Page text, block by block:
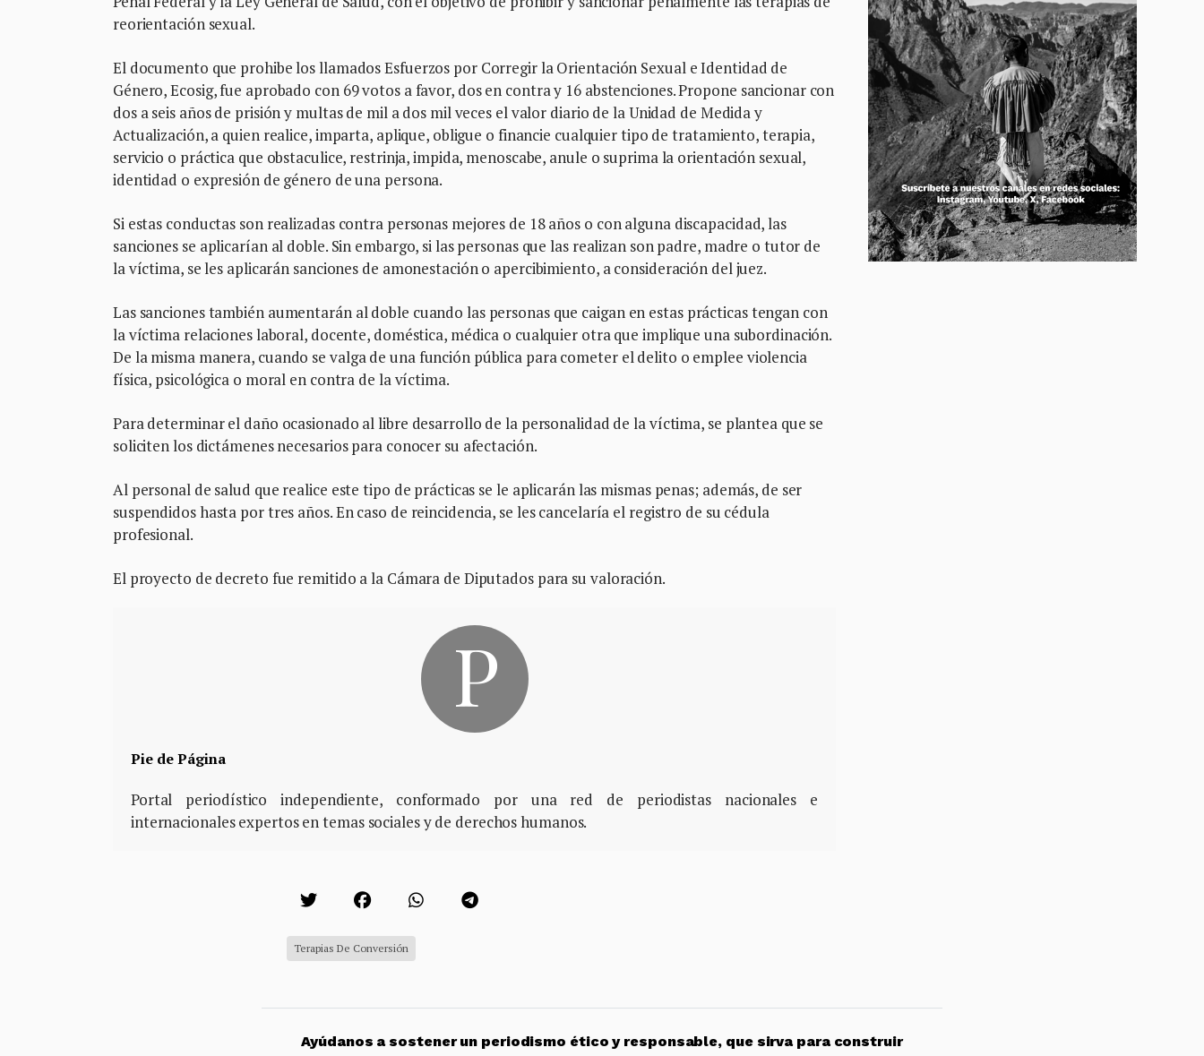
reorientación sexual.
El documento que prohibe los llamados Esfuerzos por Corregir la Orientación Sexual e Identidad de
Género, Ecosig, fue aprobado con 69 votos a favor, dos en contra y 16 abstenciones. Propone sancionar con
dos a seis años de prisión y multas de mil a dos mil veces el valor diario de la Unidad de Medida y
Actualización, a quien realice, imparta, aplique, obligue o financie cualquier tipo de tratamiento, terapia,
servicio o práctica que obstaculice, restrinja, impida, menoscabe, anule o suprima la orientación sexual,
identidad o expresión de género de una persona.
Si estas conductas son realizadas contra personas mejores de 18 años o con alguna discapacidad, las
sanciones se aplicarían al doble. Sin embargo, si las personas que las realizan son padre, madre o tutor de
la víctima, se les aplicarán sanciones de amonestación o apercibimiento, a consideración del juez.
Las sanciones también aumentarán al doble cuando las personas que caigan en estas prácticas tengan con
la víctima relaciones laboral, docente, doméstica, médica o cualquier otra que implique una subordinación.
De la misma manera, cuando se valga de una función pública para cometer el delito o emplee violencia
física, psicológica o moral en contra de la víctima.
Para determinar el daño ocasionado al libre desarrollo de la personalidad de la víctima, se plantea que se
soliciten los dictámenes necesarios para conocer su afectación.
Al personal de salud que realice este tipo de prácticas se le aplicarán las mismas penas; además, de ser
suspendidos hasta por tres años. En caso de reincidencia, se les cancelaría el registro de su cédula
profesional.
El proyecto de decreto fue remitido a la Cámara de Diputados para su valoración.
Pie de Página
Portal periodístico independiente, conformado por una red de periodistas nacionales e
internacionales expertos en temas sociales y de derechos humanos.
Terapias De Conversión
Ayúdanos a sostener un periodismo ético y responsable, que sirva para construir